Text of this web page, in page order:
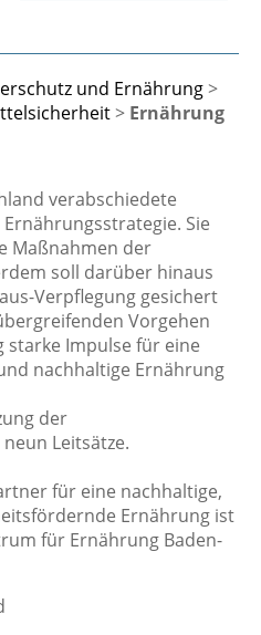
und Ernährung>
> Ernährung
verabschiedete
Sie
Maßnahmen der
soll darüber hinaus
Verpflegung gesichert
Vorgehen
starke Impulse für eine
nachhaltige Ernährung
der
Leitsätze.
für eine nachhaltige,
Ernährung ist
für Ernährung Baden-